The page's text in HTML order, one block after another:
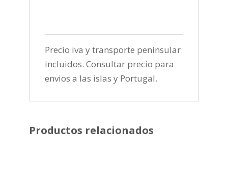
Precio iva y transporte peninsular
incluidos. Consultar precio para
envios a las islas y Portugal.
Productos relacionados